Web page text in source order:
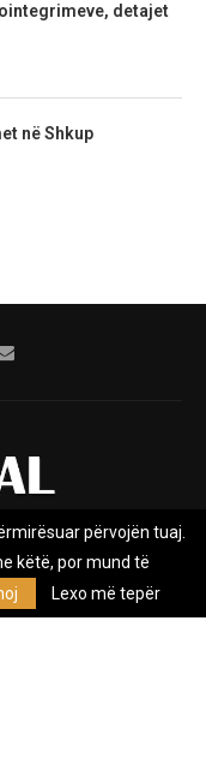
detajet
në Shkup
e themeluar në vitin
përvojën tuaj.
këtë, por mund të
Lexo më tepër